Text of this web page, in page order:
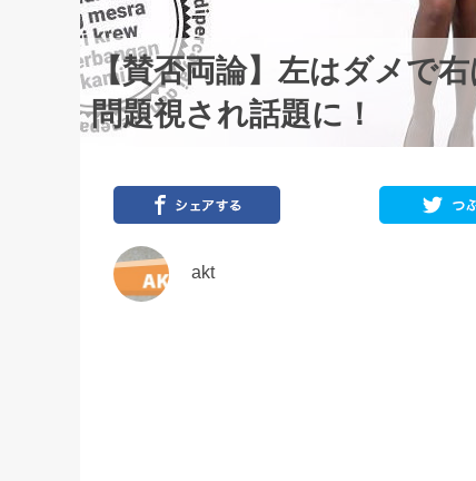
【賛否両論】左はダメで
問題視され話題に！
akt